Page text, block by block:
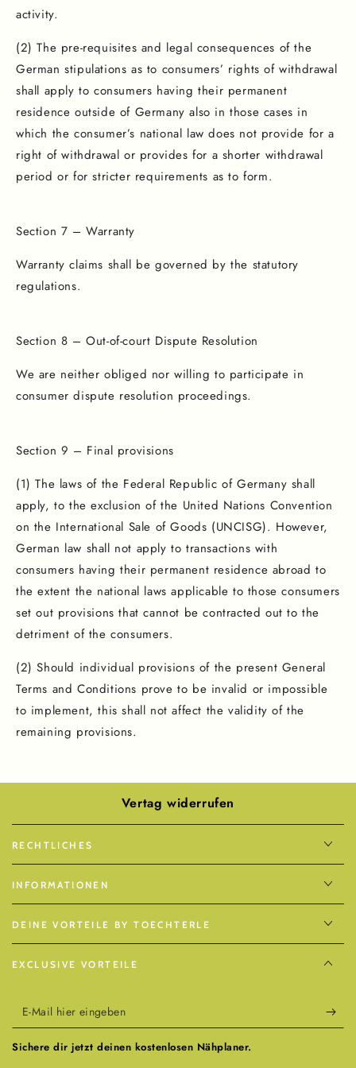
activity.
(2) The pre-requisites and legal consequences of the
German stipulations as to consumers’ rights of withdrawal
shall apply to consumers having their permanent
residence outside of Germany also in those cases in
which the consumer’s national law does not provide for a
right of withdrawal or provides for a shorter withdrawal
period or for stricter requirements as to form.
Section 7 – Warranty
Warranty claims shall be governed by the statutory
regulations.
Section 8 – Out-of-court Dispute Resolution
We are neither obliged nor willing to participate in
consumer dispute resolution proceedings.
Section 9 – Final provisions
(1) The laws of the Federal Republic of Germany shall
apply, to the exclusion of the United Nations Convention
on the International Sale of Goods (UNCISG). However,
German law shall not apply to transactions with
consumers having their permanent residence abroad to
the extent the national laws applicable to those consumers
set out provisions that cannot be contracted out to the
detriment of the consumers.
(2) Should individual provisions of the present General
Terms and Conditions prove to be invalid or impossible
to implement, this shall not affect the validity of the
remaining provisions.
Vertag widerrufen
RECHTLICHES
INFORMATIONEN
DEINE VORTEILE BY TOECHTERLE
EXCLUSIVE VORTEILE
E-
Mail
hier
Sichere dir jetzt deinen kostenlosen Nähplaner.